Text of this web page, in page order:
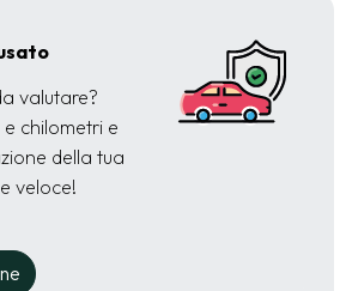
valutare?
chilometri e
della tua
veloce!